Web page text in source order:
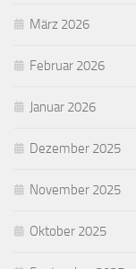
März 2026
Februar 2026
Januar 2026
Dezember 2025
November 2025
Oktober 2025